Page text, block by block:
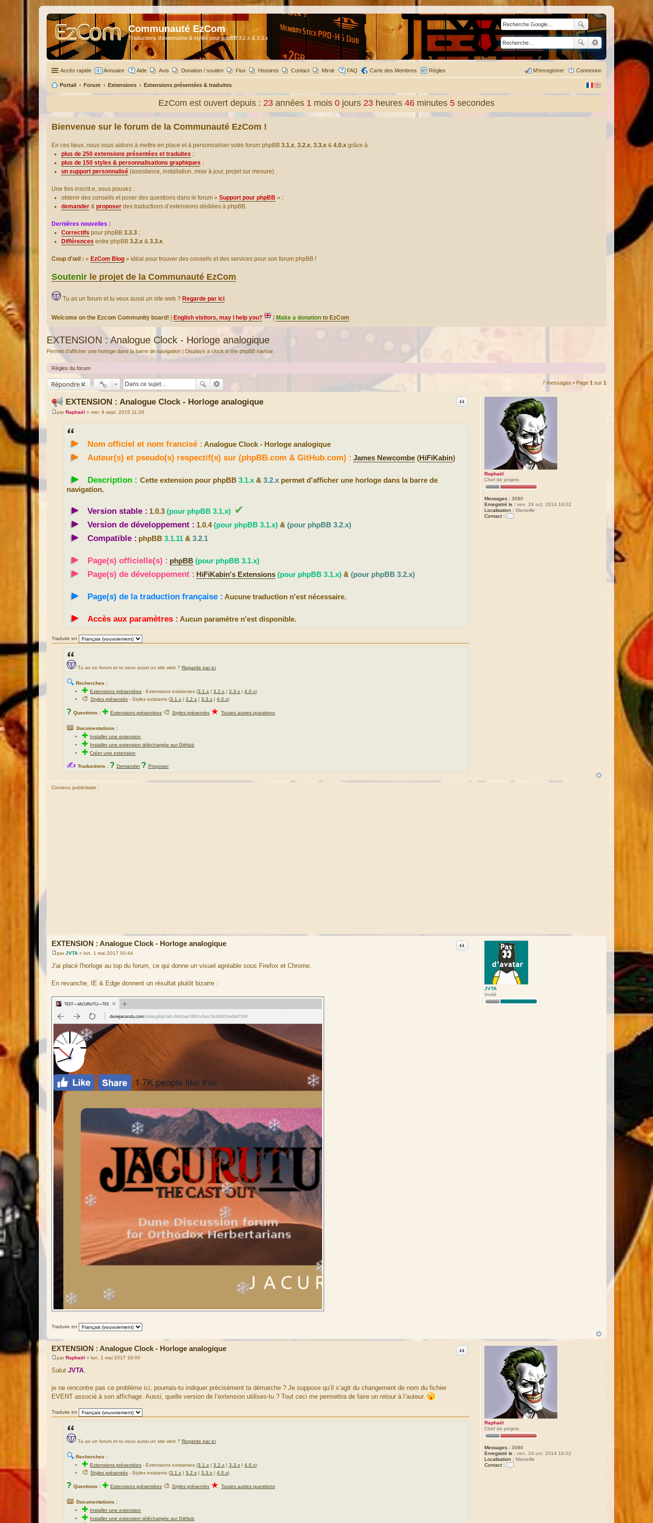
Communauté EzCom
Traductions d'extensions & styles pour phpBB 3.2.x & 3.3.x
Accès rapide Annuaire Aide Avis Donation / soutien Flux Histoires Contact Miroir FAQ Carte des Membres Règles Connexion
M’enregistrer
Portail Forum Extensions Extensions présentées & traduites
EzCom est ouvert depuis : 23 années 1 mois 0 jours 23 heures 46 minutes 6 secondes
Bienvenue sur le forum de la Communauté EzCom !
En ces lieux, nous vous aidons à mettre en place et à personnaliser votre forum phpBB 3.1.x, 3.2.x, 3.3.x & 4.0.x grâce à :
plus de 250 extensions présentées et traduites ;
plus de 150 styles & personnalisations graphiques ;
un support personnalisé (assistance, installation, mise à jour, projet sur mesure).
Une fois inscrit.e, vous pouvez :
obtenir des conseils et poser des questions dans le forum « Support pour phpBB » ;
demander & proposer des traductions d’extensions dédiées à phpBB.
Dernières nouvelles :
Correctifs pour phpBB 3.3.3 ;
Différences entre phpBB 3.2.x & 3.3.x.
Coup d’œil : « EzCom Blog » idéal pour trouver des conseils et des services pour son forum phpBB !
Soutenir le projet de la Communauté EzCom.
Tu as un forum et tu veux aussi un site web ? Regarde par ici.
Welcome on the Ezcom Community board! English visitors, may I help you? Make a donation to EzCom.
EXTENSION : Analogue Clock - Horloge analogique
Permet d'afficher une horloge dans la barre de navigation | Displays a clock in the phpBB navbar.
Règles du forum
Répondre 7 messages • Page 1 sur 1
Raphaël
Chef de projets
Messages : 3090
Enregistré le : ven. 24 oct. 2014 18:02
Localisation : Marseille
Contact :
EXTENSION : Analogue Clock - Horloge analogique Citation
M
parRaphaël » mer. 9 sept. 2015 11:26
► Nom officiel et nom francisé : Analogue Clock - Horloge analogique
► Auteur(s) et pseudo(s) respectif(s) sur (phpBB.com & GitHub.com) : James Newcombe (HiFiKabin)
► Description : Cette extension pour phpBB 3.1.x & 3.2.x permet d'afficher une horloge dans la barre de
navigation.
► Version stable : 1.0.3 (pour phpBB 3.1.x) ✔
►
Version de développement : 1.0.4(pour phpBB 3.1.x) & (pour phpBB 3.2.x)
► Compatible : phpBB 3.1.11 & 3.2.1
► Page(s) officielle(s) : phpBB (pour phpBB 3.1.x)
► Page(s) de développement : HiFiKabin's Extensions (pour phpBB 3.1.x) & (pour phpBB 3.2.x)
► Page(s) de la traduction française : Aucune traduction n'est nécessaire.
► Accès aux paramètres : Aucun paramètre n'est disponible.
Traduire en
Tu as un forum et tu veux aussi un site web ? Regarde par ici
🔍 Recherches :
✚Extensions présentées -Extensions existantes (3.1.x |3.2.x |3.3.x |4.0.x)
🎨Styles présentés - Styles existants (3.1.x |3.2.x |3.3.x |4.0.x)
? Questions : ✚ Extensions présentées 🎨 Styles présentés ★ Toutes autres questions
📖 Documentations :
✚ Installer une extension
✚ Installer une extension téléchargée sur GitHub
✚Créer une extension
✍ Traductions : ? Demander ? Proposer
Contenu publicitaire :
JVTA
Invité
EXTENSION : Analogue Clock - Horloge analogique Citation
M
e
s
g
parJVTA » lun. 1 mai 2017 00:44
J'ai placé l'horloge au top du forum, ce qui donne un visuel agréable sous Firefox et Chrome.
En revanche, IE & Edge donnent un résultat plutôt bizarre :
Traduire en
Raphaël
Chef de projets
Messages : 3090
Enregistré le : ven. 24 oct. 2014 18:02
Localisation : Marseille
Contact :
EXTENSION : Analogue Clock - Horloge analogique Citation
M
e
s
g
e
parRaphaël » lun. 1 mai 2017 16:00
Salut JVTA,
je ne rencontre pas ce problème ici, pourrais-tu indiquer précisément ta démarche ? Je suppose qu’il s’agit du changement de nom du fichier
EVENT associé à son affichage. Aussi, quelle version de l’extension utilises-tu ? Tout ceci me permettra de faire un retour à l’auteur.
Traduire en
Tu as un forum et tu veux aussi un site web ? Regarde par ici.
🔍 Recherches :
✚Extensions présentées - Extensions existantes (3.1.x |3.2.x |3.3.x |4.0.x)
🎨Styles présentés - Styles existants (3.1.x |3.2.x |3.3.x |4.0.x)
? Questions : ✚ Extensions présentées 🎨 Styles présentés ★ Toutes autres questions
📖 Documentations :
✚ Installer une extension
✚ Installer une extension téléchargée sur GitHub